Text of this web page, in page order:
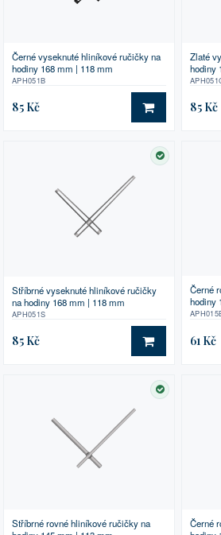
Černé vyseknuté hliníkové ručičky na
hodiny 168 mm | 118 mm
APH051B
85 Kč DO KOŠÍKU
Zlaté
hodiny
85 Kč
SKLADEM
Stříbrné vyseknuté hliníkové ručičky
na hodiny 168 mm | 118 mm
APH051S
85 Kč DO KOŠÍKU
Černé
hodiny
61 Kč
SKLADEM
Stříbrné rovné hliníkové ručičky na
Černé